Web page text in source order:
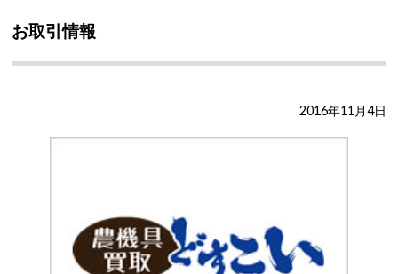
お取引情報
2016年11月4日